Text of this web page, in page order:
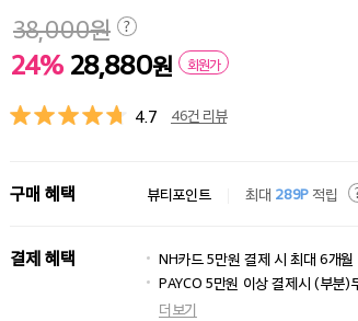
24% 28,880원 회원가
38,000원
4.7 46건 리뷰
구매 혜택 뷰티포인트 최대 289P적립
결제 혜택
NH카드 5만원 결제 시 최대 6개월
PAYCO 5만원 이상 결제시 (부분)
더보기